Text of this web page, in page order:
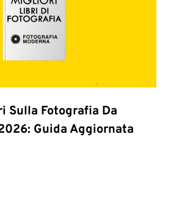
Sulla Fotografia Da
Guida Aggiornata